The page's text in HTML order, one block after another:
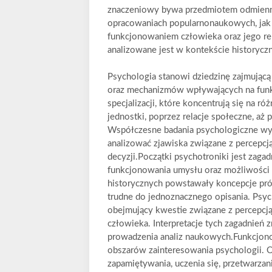
znaczeniowy bywa przedmiotem
opracowaniach popularnonaukowych,
funkcjonowaniem człowieka oraz jego
analizowane jest w kontekście
Psychologia stanowi dziedzinę
oraz mechanizmów wpływających na
specjalizacji, które koncentrują się na
jednostki, poprzez relacje społeczne,
Współczesne badania psychologiczne
analizować zjawiska związane z
decyzji.Początki psychotroniki jest
funkcjonowania umysłu oraz
historycznych powstawały koncepcje
trudne do jednoznacznego opisania.
obejmujący kwestie związane z
człowieka. Interpretacje tych zagadnień
prowadzenia analiz
obszarów zainteresowania psychologii.
zapamiętywania, uczenia się,